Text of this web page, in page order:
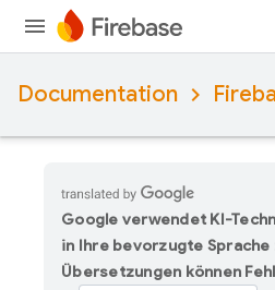
Documentation
Google verwendet KI-
in Ihre bevorzugte
Übersetzungen können